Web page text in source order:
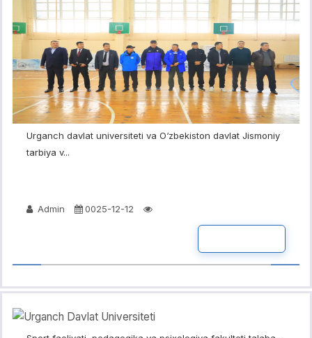
Urganch davlat universiteti va O‘zbekiston davlat Jismoniy
tarbiya v...
Admin 0025-12-12